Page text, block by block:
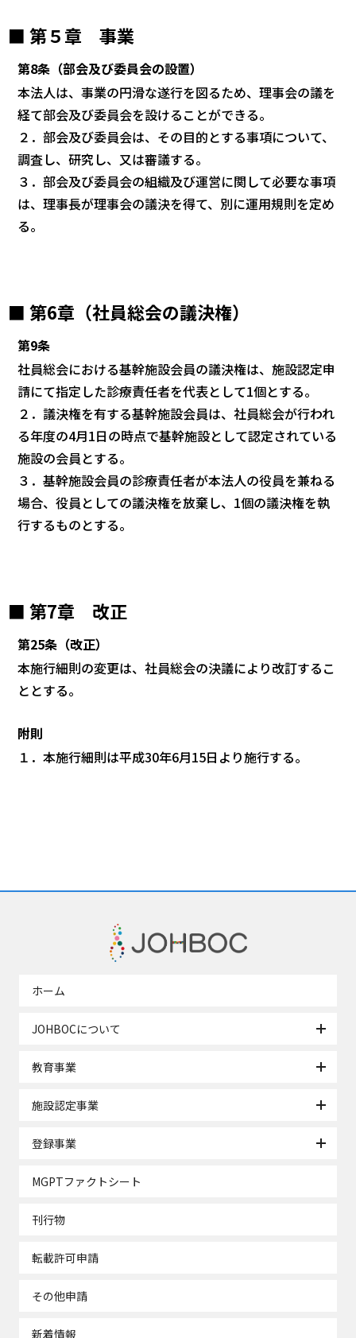
■ 第５章 事業
第8条（部会及び委員会の設置）
本法人は、事業の円滑な遂行を図るため、理事会の議を
経て部会及び委員会を設けることができる。
２．部会及び委員会は、その目的とする事項について、
調査し、研究し、又は審議する。
３．部会及び委員会の組織及び運営に関して必要な事項
は、理事長が理事会の議決を得て、別に運用規則を定め
る。
■ 第6章（社員総会の議決権）
第9条
社員総会における基幹施設会員の議決権は、施設認定申
請にて指定した診療責任者を代表として1個とする。
２．議決権を有する基幹施設会員は、社員総会が行われ
る年度の4月1日の時点で基幹施設として認定されている
施設の会員とする。
３．基幹施設会員の診療責任者が本法人の役員を兼ねる
場合、役員としての議決権を放棄し、1個の議決権を執
行するものとする。
■ 第7章 改正
第25条（改正）
本施行細則の変更は、社員総会の決議により改訂するこ
ととする。
附則
１．本施行細則は平成30年6月15日より施行する。
ホーム
JOHBOCについて
教育事業
施設認定事業
登録事業
MGPTファクトシート
刊行物
転載許可申請
その他申請
新着情報